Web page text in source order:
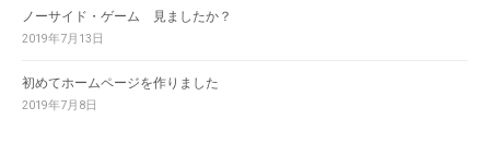
ノーサイド・ゲーム 見ましたか？
2019年7月13日
初めてホームページを作りました
2019年7月8日